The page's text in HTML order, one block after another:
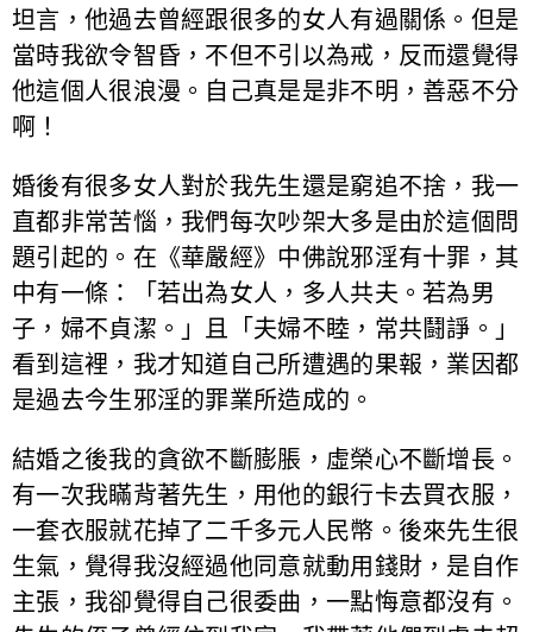
坦言，他過去曾經跟很多的女人有過關係。但是
當時我欲令智昏，不但不引以為戒，反而還覺得
他這個人很浪漫。自己真是是非不明，善惡不分
啊！
婚後有很多女人對於我先生還是窮追不捨，我一
直都非常苦惱，我們每次吵架大多是由於這個問
題引起的。在《華嚴經》中佛說邪淫有十罪，其
中有一條：「若出為女人，多人共夫。若為男
子，婦不貞潔。」且「夫婦不睦，常共鬪諍。」
看到這裡，我才知道自己所遭遇的果報，業因都
是過去今生邪淫的罪業所造成的。
結婚之後我的貪欲不斷膨脹，虛榮心不斷增長。
有一次我瞞背著先生，用他的銀行卡去買衣服，
一套衣服就花掉了二千多元人民幣。後來先生很
生氣，覺得我沒經過他同意就動用錢財，是自作
主張，我卻覺得自己很委曲，一點悔意都沒有。